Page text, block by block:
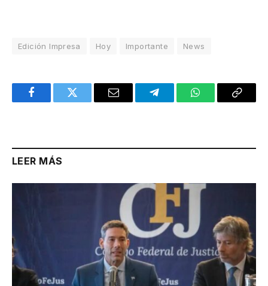
Edición Impresa Hoy Importante News
FacebookTwitter Email TelegramWhatsAppCopy
LEER MÁS